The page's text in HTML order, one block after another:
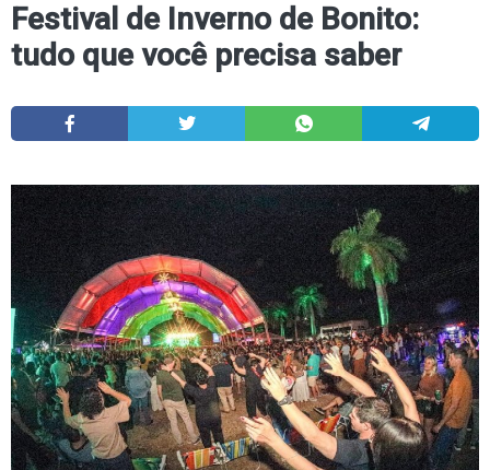
Festival de Inverno de Bonito:
tudo que você precisa saber